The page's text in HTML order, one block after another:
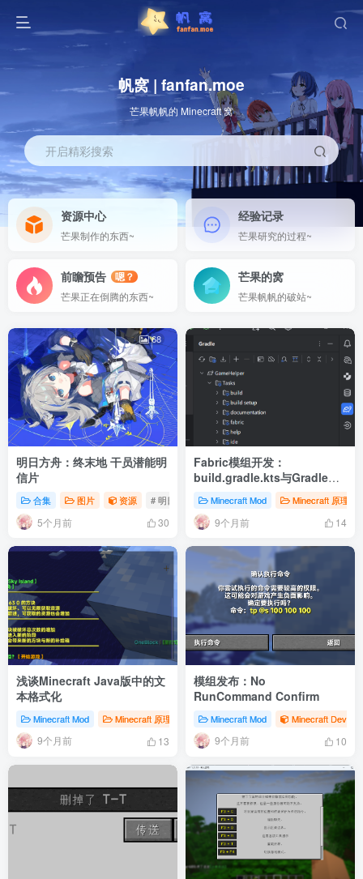
帆窝 | fanfan.moe
芒果帆帆的 Minecraft 窝
开启精彩搜索
资源中心
芒果制作的东西~
经验记录
芒果研究的过程~
前瞻预告
嗯？
芒果正在倒腾的东西~
芒果的窝
芒果帆帆的破站~
68
明日方舟：终末地 干员潜能明
信片
合集 图片 资源 # 明日方舟：终末地
5个月前 30
Fabric模组开发：
build.gradle.kts与Gradle简
介
Minecraft Mod Minecraft 原理
9个月前 14
浅谈Minecraft Java版中的文
本格式化
Minecraft Mod Minecraft 原理 Minecraft 数据包 Minecraft Dev
9个月前 13
模组发布：No
RunCommand Confirm
Minecraft Mod Minecraft Dev
9个月前 10